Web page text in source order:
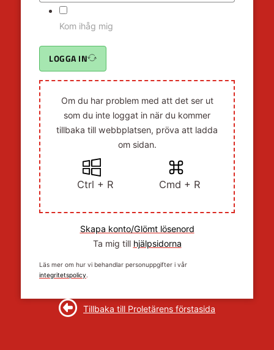
Kom ihåg mig
LOGGA IN
Om du har problem med att det ser ut
som du inte loggat in när du kommer
tillbaka till webbplatsen, pröva att ladda
om sidan.
Ctrl + R Cmd + R
Skapa konto/Glömt lösenord
Ta mig till hjälpsidorna
Läs mer om hur vi behandlar personuppgifter i vår
integritetspolicy.
Tillbaka till Proletärens förstasida